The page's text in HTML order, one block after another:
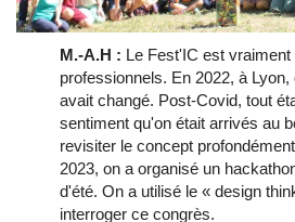
M.-A.H : Le Fest'IC est
professionnels. En 2022, à
avait changé. Post-Covid, tout
sentiment qu'on était arrivés au
revisiter le concept
2023, on a organisé un
d'été. On a utilisé le « design
interroger ce congrès.